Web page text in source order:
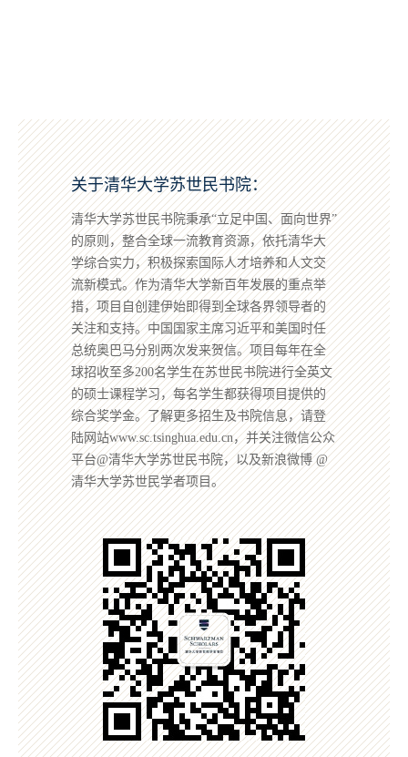
关于清华大学苏世民书院：
清华大学苏世民书院秉承“立足中国、面向世界”
的原则，整合全球一流教育资源，依托清华大
学综合实力，积极探索国际人才培养和人文交
流新模式。作为清华大学新百年发展的重点举
措，项目自创建伊始即得到全球各界领导者的
关注和支持。中国国家主席习近平和美国时任
总统奥巴马分别两次发来贺信。项目每年在全
球招收至多200名学生在苏世民书院进行全英文
的硕士课程学习，每名学生都获得项目提供的
综合奖学金。了解更多招生及书院信息，请登
陆网站www.sc.tsinghua.edu.cn，并关注微信公众
平台@清华大学苏世民书院，以及新浪微博 @
清华大学苏世民学者项目。